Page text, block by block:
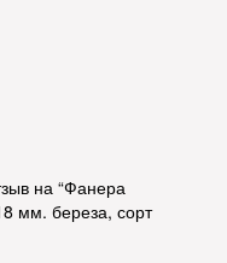
на “Фанера
мм. береза, сорт